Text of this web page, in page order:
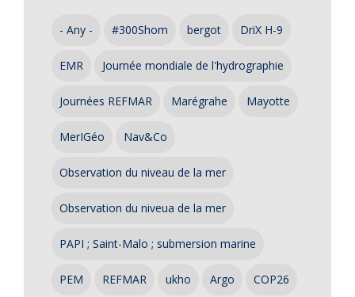
- Any - #300Shom bergot DriX H-9
EMR Journée mondiale de l'hydrographie
Journées REFMAR Marégrahe Mayotte
MerIGéo Nav&Co
Observation du niveau de la mer
Observation du niveua de la mer
PAPI ; Saint-Malo ; submersion marine
PEM REFMAR ukho Argo COP26